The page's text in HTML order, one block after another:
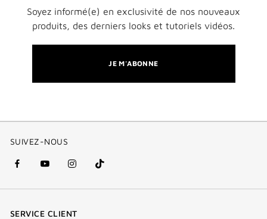
Soyez informé(e) en exclusivité de nos nouveaux
produits, des derniers looks et tutoriels vidéos.
JE M'ABONNE
SUIVEZ-NOUS
facebook
(nouvelle
youtube
(nouvelle
instagram
(nouvelle
Tik
Tok
SERVICE CLIENT